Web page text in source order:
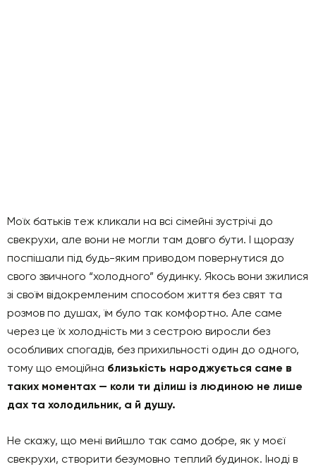
Моїх батьків теж кликали на всі сімейні зустрічі до
свекрухи, але вони не могли там довго бути. І щоразу
поспішали під будь-яким приводом повернутися до
свого звичного “холодного” будинку. Якось вони зжилися
зі своїм відокремленим способом життя без свят та
розмов по душах, їм було так комфортно. Але саме
через це їх холодність ми з сестрою виросли без
особливих спогадів, без прихильності один до одного,
тому що емоційна близькість народжується саме в
таких моментах — коли ти ділиш із людиною не лише
дах та холодильник, а й душу.
Не скажу, що мені вийшло так само добре, як у моєї
свекрухи, створити безумовно теплий будинок. Іноді в